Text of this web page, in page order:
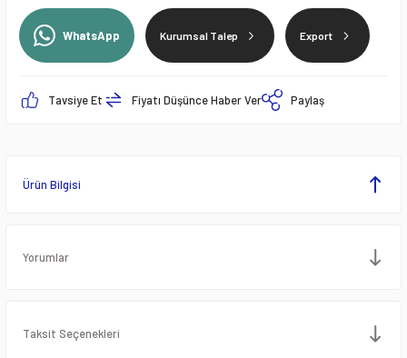
WhatsApp Kurumsal Talep Export
Tavsiye Et Fiyatı Düşünce Haber Ver Paylaş
Ürün Bilgisi
Yorumlar
Taksit Seçenekleri